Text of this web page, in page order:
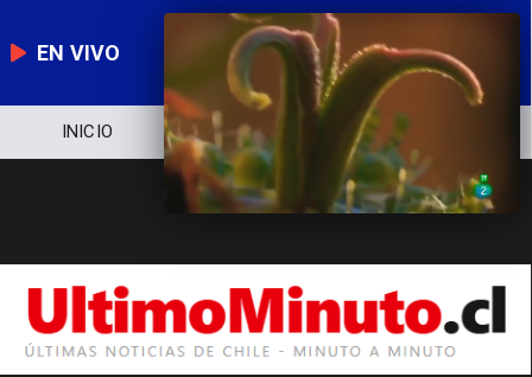
EN VIVO
INICIO NOTICIERO POLÍTICA